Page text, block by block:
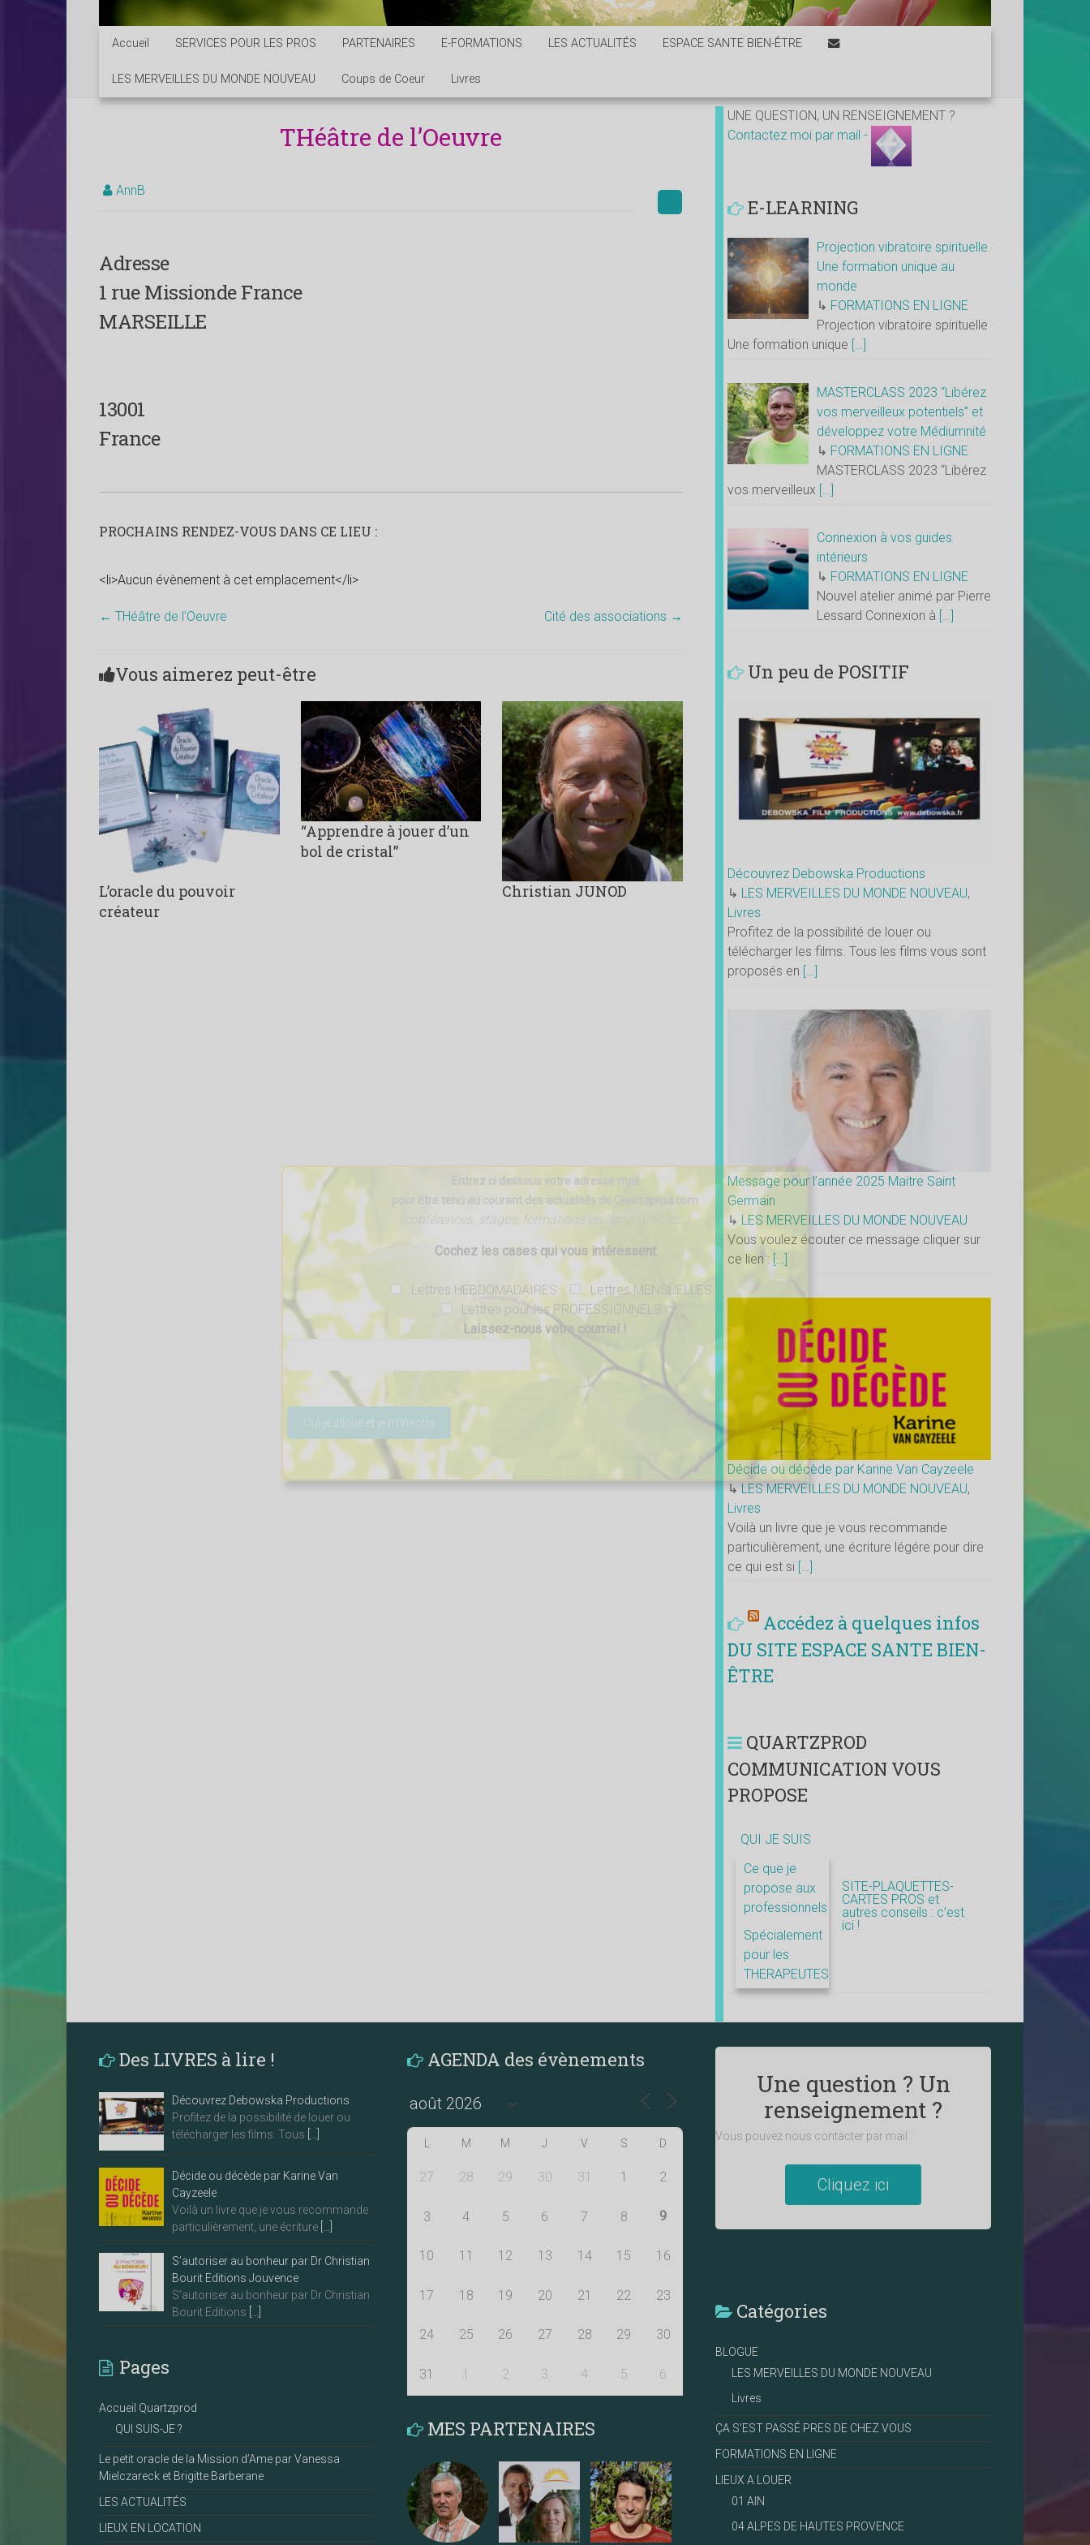
Accueil SERVICES POUR LES PROS PARTENAIRES E-FORMATIONS LES ACTUALITÉS ESPACE SANTE BIEN-ÊTRE
LES MERVEILLES DU MONDE NOUVEAU Coups de Coeur Livres
THéâtre de l’Oeuvre
AnnB
Adresse
1 rue Missionde France
MARSEILLE
13001
France
PROCHAINS RENDEZ-VOUS DANS CE LIEU :
<li>Aucun évènement à cet emplacement</li>
← THéâtre de l’Oeuvre Cité des associations →
Vous aimerez peut-être
L’oracle du pouvoir
créateur
“Apprendre à jouer d’un
bol de cristal”
Christian JUNOD
UNE QUESTION, UN RENSEIGNEMENT ?
Contactez moi par mail -
E-LEARNING
Projection vibratoire spirituelle
Une formation unique au
monde
↳ FORMATIONS EN LIGNE
Projection vibratoire spirituelle
Une formation unique […]
MASTERCLASS 2023 “Libérez
vos merveilleux potentiels” et
développez votre Médiumnité
↳ FORMATIONS EN LIGNE
MASTERCLASS 2023 “Libérez
vos merveilleux […]
Connexion à vos guides
intérieurs
↳ FORMATIONS EN LIGNE
Nouvel atelier animé par Pierre
Lessard Connexion à […]
Un peu de POSITIF
Découvrez Debowska Productions
↳ LES MERVEILLES DU MONDE NOUVEAU,
Livres
Profitez de la possibilité de louer ou
télécharger les films. Tous les films vous sont
proposés en […]
Message pour l’année 2025 Maitre Saint
Germain
↳ LES MERVEILLES DU MONDE NOUVEAU
Vous voulez écouter ce message cliquer sur
ce lien :[…]
Décide ou décède par Karine Van Cayzeele
↳LES MERVEILLES DU MONDE NOUVEAU,
Livres
Voilà un livre que je vous recommande
particulièrement, une écriture légére pour dire
ce qui est si […]
Accédez à quelques infos
DU SITE ESPACE SANTE BIEN-
ÊTRE
QUARTZPROD
COMMUNICATION VOUS
PROPOSE
QUI JE SUIS
Ce que je
propose aux
professionnels
Spécialement
pour les
THERAPEUTES
SITE-PLAQUETTES-
CARTES PROS et
autres conseils : c’est
ici !
Des LIVRES à lire !
Découvrez Debowska Productions
Profitez de la possibilité de louer ou
télécharger les films. Tous
Décide ou décède par Karine Van
Cayzeele
Voilà un livre que je vous recommande
particulièrement, une écriture
S’autoriser au bonheur par Dr Christian
Bourit Editions Jouvence
S’autoriser au bonheur par Dr Christian
Bourit Editions
Pages
Accueil Quartzprod
QUI SUIS-JE ?
Le petit oracle de la Mission d’Ame par Vanessa
Mielczareck et Brigitte Barberane
LES ACTUALITÉS
LIEUX EN LOCATION
AGENDA des évènements
M M J V S D
27 28 29 30 31 1 2
3 4 5 6 7 8 9
10 11 12 13 14 15 16
17 18 19 20 21 22 23
24 25 26 27 28 29 30
31 1 2 3 4 5 6
MES PARTENAIRES
Une question ? Un
renseignement ?
Vous pouvez nous contacter par mail :
Cliquez ici
Catégories
BLOGUE
LES MERVEILLES DU MONDE NOUVEAU
Livres
ÇA S'EST PASSÉ PRES DE CHEZ VOUS
FORMATIONS EN LIGNE
LIEUX A LOUER
01 AIN
04 ALPES DE HAUTES PROVENCE
Entrez ci dessous votre adresse mail
pour être tenu au courant des actualités de Quartzprod.com
(conférences, stages, formations en ligne, articles..)
Cochez les cases qui vous intéressent
Lettres HEBDOMADAIRES
Lettres MENSUELLES
Lettres pour les PROFESSIONNELS
Laissez-nous votre courriel !
Veuillez laisser ce champ vide.
×